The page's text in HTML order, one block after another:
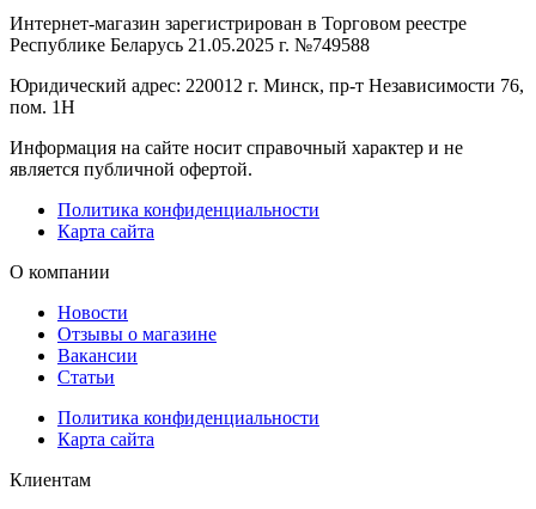
Интернет-магазин зарегистрирован в Торговом реестре
Республике Беларусь 21.05.2025 г. №749588
Юридический адрес: 220012 г. Минск, пр-т Независимости 76,
пом. 1Н
Информация на сайте носит справочный характер и не
является публичной офертой.
Политика конфиденциальности
Карта сайта
О компании
Новости
Отзывы о магазине
Вакансии
Статьи
Политика конфиденциальности
Карта сайта
Клиентам